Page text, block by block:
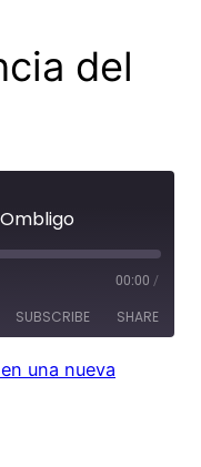
del
00:00 /
SUBSCRIBE SHARE
una nueva